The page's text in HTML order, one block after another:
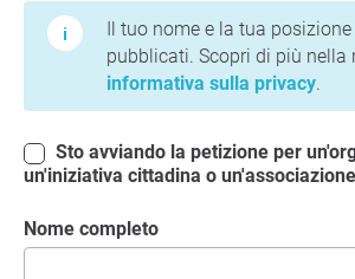
Il tuo nome e la tua
pubblicati. Scopri di più nella
informativa sulla privacy.
un'iniziativa cittadina o un'associazione
Nome completo